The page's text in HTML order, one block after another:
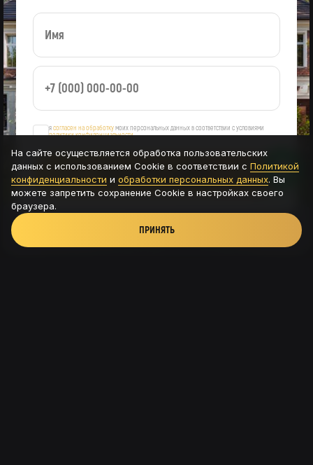
ясогласен на обработкумоих персональных данных в соответствии с условиями
политики конфиденциальности
ОСТАВИТЬ ЗАЯВКУ
На сайте осуществляется обработка пользовательских
данных с использованием Cookie в соответствии с Политикой
конфиденциальности и обработки персональных данных. Вы
можете запретить сохранение Cookie в настройках своего
браузера.
ПРИНЯТЬ